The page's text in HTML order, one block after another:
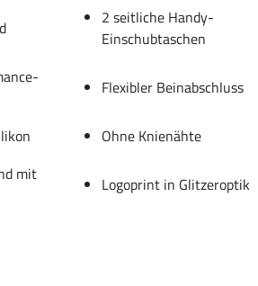
2 seitliche Handy-
Einschubtaschen
Flexibler Beinabschluss
Ohne Knienähte
mit
Logoprint in Glitzeroptik